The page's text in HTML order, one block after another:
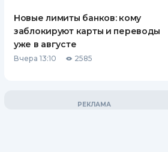
Новые лимиты банков: кому
заблокируют карты и переводы
уже в августе
Вчера 13:10 2585